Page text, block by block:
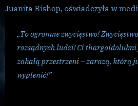
Juanita Bishop, oświadczyła w
„To ogromne zwycięstwo!
rozsądnych ludzi! Ci
zakałą przestrzeni – zarazą, którą
wyplenić!”